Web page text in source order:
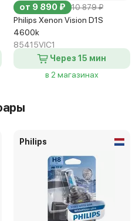
от 9 890 ₽ 10 879 ₽
Philips Xenon Vision D1S
4600k
85415VIC1
Через 15 мин
в 2 магазинах
Philips